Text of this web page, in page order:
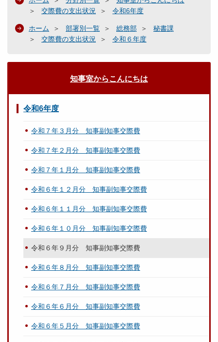
交際費の支出状況
令和6年度
ホーム 部署別一覧 総務部
秘書課
交際費の支出状況
令和６年度
知事室からこんにちは
令和6年度
令和７年３月分 知事副知事交際費
令和７年２月分 知事副知事交際費
令和７年１月分 知事副知事交際費
令和６年１２月分 知事副知事交際費
令和６年１１月分 知事副知事交際費
令和６年１０月分 知事副知事交際費
令和６年９月分 知事副知事交際費
令和６年８月分 知事副知事交際費
令和６年７月分 知事副知事交際費
令和６年６月分 知事副知事交際費
令和６年５月分 知事副知事交際費